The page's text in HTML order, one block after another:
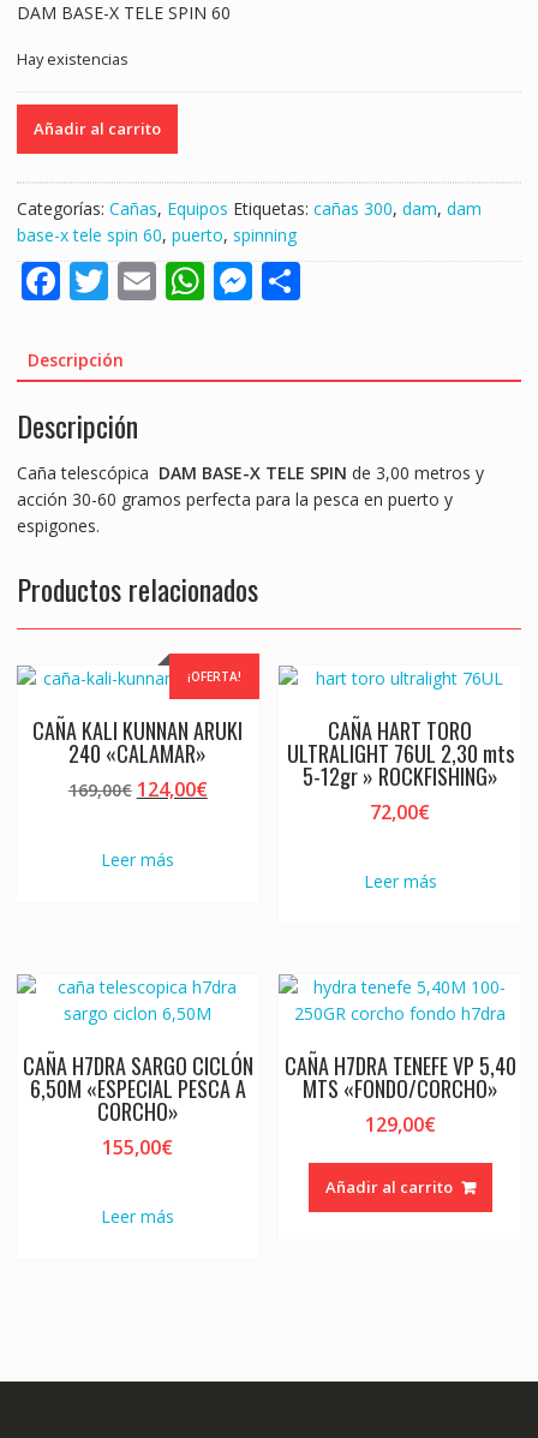
DAM BASE-X TELE SPIN 60
Hay existencias
TELE
SPIN
60
300M
60GR
"PUERTO"
Añadir al carrito
Categorías: Cañas, Equipos Etiquetas: cañas 300, dam, dam
base-x tele spin 60, puerto, spinning
F
e
b
o
o
k
T
itt
er
E
l
W
s
p
p
M
e
g
er
S
e
Descripción
Descripción
Caña telescópica DAM BASE-X TELE SPIN de 3,00 metros y
acción 30-60 gramos perfecta para la pesca en puerto y
espigones.
Productos relacionados
¡OFERTA!
CAÑA KALI KUNNAN ARUKI
240 «CALAMAR»
169,00€ El
era:
124,00€El
Leer más
CAÑA HART TORO
ULTRALIGHT 76UL 2,30 mts
5-12gr » ROCKFISHING»
72,00€
Leer más
CAÑA H7DRA SARGO CICLÓN
6,50M «ESPECIAL PESCA A
CORCHO»
155,00€
Leer más
CAÑA H7DRA TENEFE VP 5,40
MTS «FONDO/CORCHO»
129,00€
Añadir al carrito